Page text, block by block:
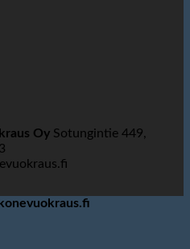
Oy Sotungintie 449,